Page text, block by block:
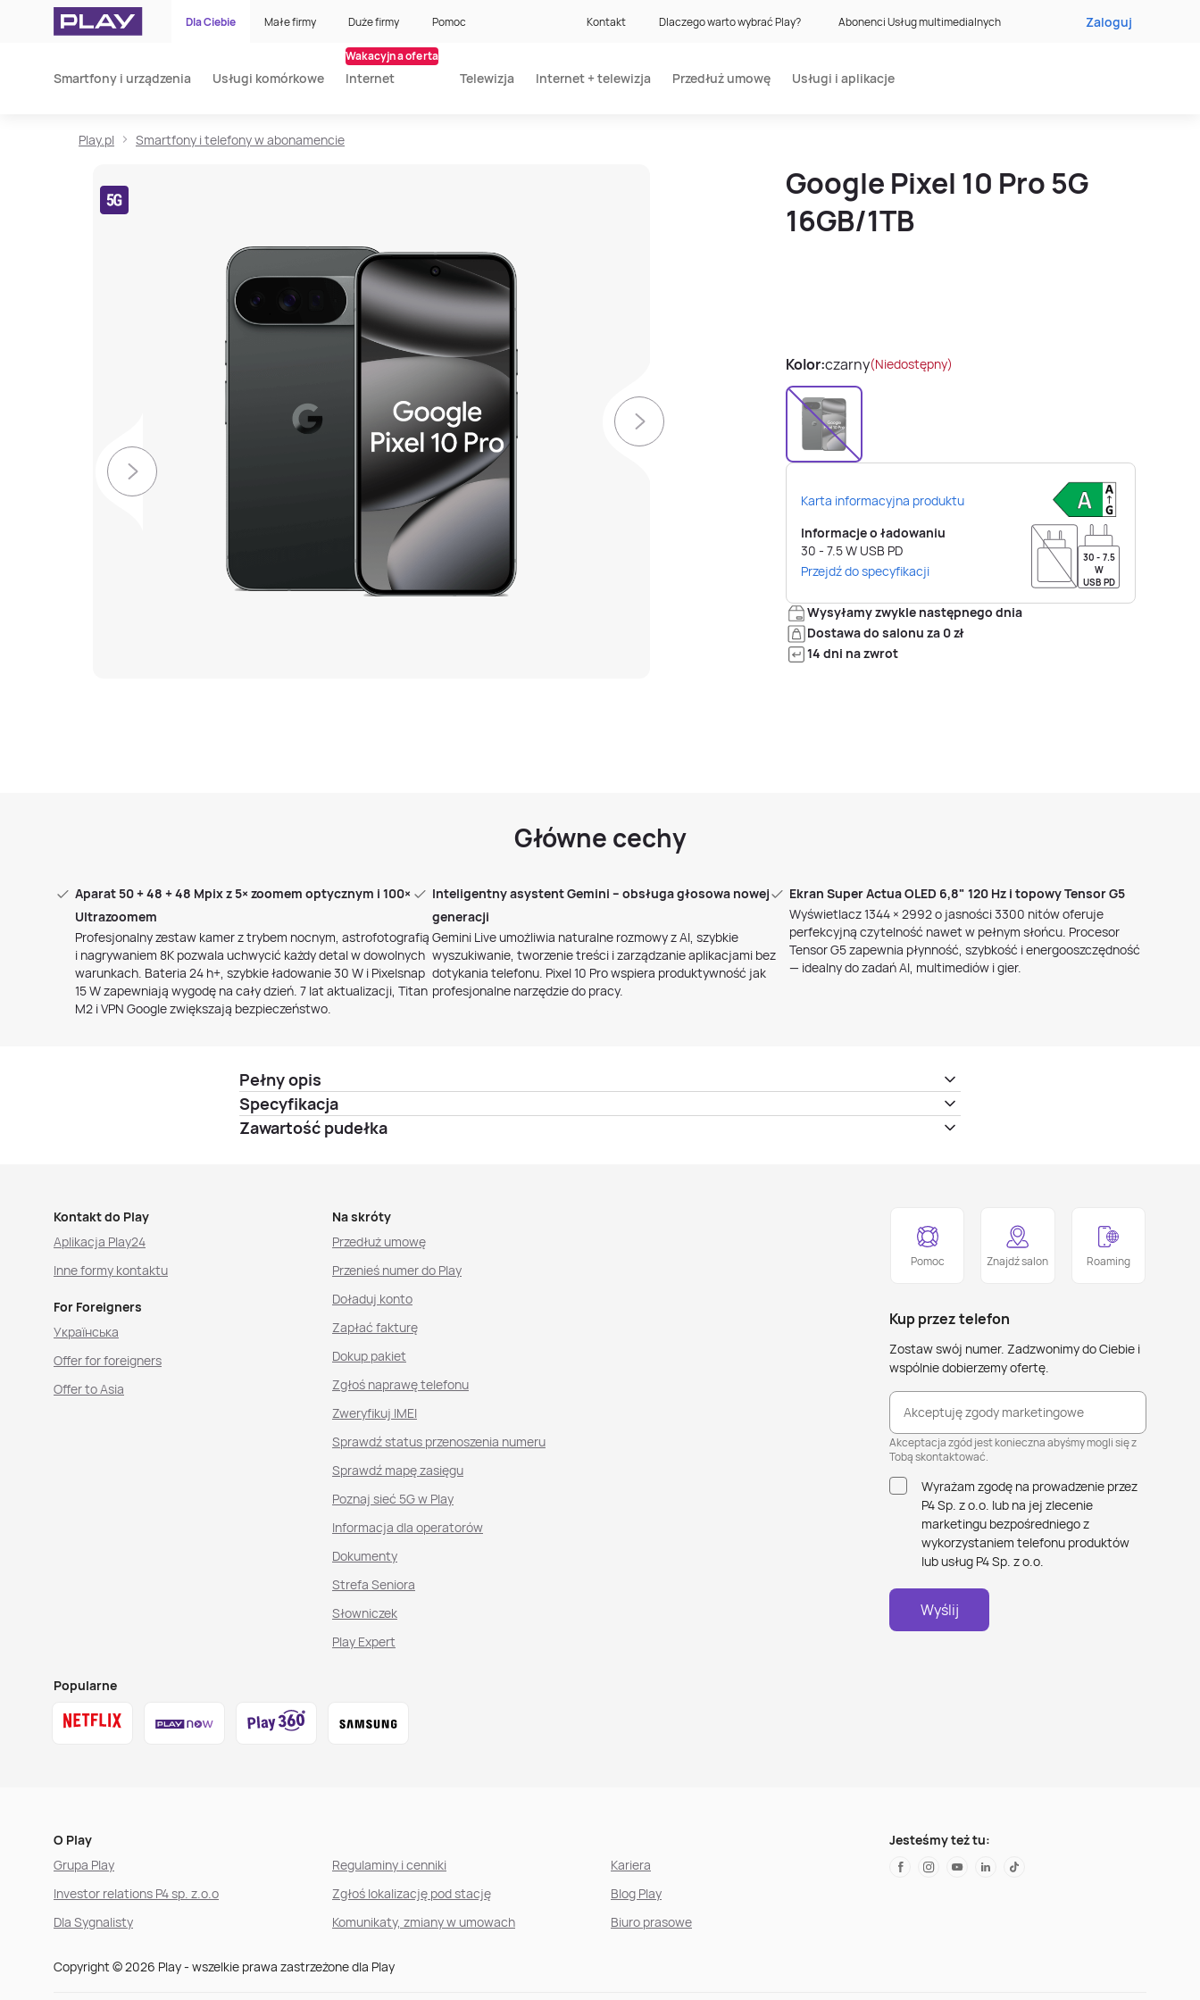
Dla Ciebie Małe firmy Duże firmy Pomoc Kontakt Dlaczego warto wybrać Play? Abonenci Usług multimedialnych Zaloguj
Smartfony i urządzenia Usługi komórkowe Internet
Wakacyjna oferta
Telewizja Internet + telewizja Przedłuż umowę Usługi i aplikacje
Play.pl Smartfony i telefony w abonamencie
Google Pixel 10 Pro 5G
16GB/1TB
Kolor:czarny(Niedostępny)
Karta informacyjna produktu
Informacje o ładowaniu
30 - 7.5W USB PD
Przejdź do specyfikacji
30 - 7.5
W
USB PD
Wysyłamy zwykle następnego dnia
Dostawa do salonu za 0 zł
14 dni na zwrot
Główne cechy
Aparat 50 + 48 + 48 Mpix z 5× zoomem optycznym i 100×
Ultrazoomem
Profesjonalny zestaw kamer z trybem nocnym, astrofotografią
i nagrywaniem 8K pozwala uchwycić każdy detal w dowolnych
warunkach. Bateria 24 h+, szybkie ładowanie 30 W i Pixelsnap
15 W zapewniają wygodę na cały dzień. 7 lat aktualizacji, Titan
M2 i VPN Google zwiększają bezpieczeństwo.
Inteligentny asystent Gemini – obsługa głosowa nowej
generacji
Gemini Live umożliwia naturalne rozmowy z AI, szybkie
wyszukiwanie, tworzenie treści i zarządzanie aplikacjami bez
dotykania telefonu. Pixel 10 Pro wspiera produktywność jak
profesjonalne narzędzie do pracy.
Ekran Super Actua OLED 6,8" 120 Hz i topowy Tensor G5
Wyświetlacz 1344 × 2992 o jasności 3300 nitów oferuje
perfekcyjną czytelność nawet w pełnym słońcu. Procesor
Tensor G5 zapewnia płynność, szybkość i energooszczędność
— idealny do zadań AI, multimediów i gier.
Pełny opis
Specyfikacja
Zawartość pudełka
Kontakt do Play
Aplikacja Play24
Inne formy kontaktu
For Foreigners
Українська
Offer for foreigners
Offer to Asia
Na skróty
Przedłuż umowę
Przenieś numer do Play
Doładuj konto
Zapłać fakturę
Dokup pakiet
Zgłoś naprawę telefonu
Zweryfikuj IMEI
Sprawdź status przenoszenia numeru
Sprawdź mapę zasięgu
Poznaj sieć 5G w Play
Informacja dla operatorów
Dokumenty
Strefa Seniora
Słowniczek
Play Expert
Popularne
Pomoc Znajdź salon Roaming
Kup przez telefon
Zostaw swój numer. Zadzwonimy do Ciebie i
wspólnie dobierzemy ofertę.
Akceptuję zgody marketingowe
Akceptacja zgód jest konieczna abyśmy mogli się z
Tobą skontaktować.
Wyrażam zgodę na prowadzenie przez
P4 Sp. z o.o. lub na jej zlecenie
marketingu bezpośredniego z
wykorzystaniem telefonu produktów
lub usług P4 Sp. z o.o.
Wyślij
O Play
Grupa Play
Investor relations P4 sp. z.o.o
Dla Sygnalisty
Regulaminy i cenniki
Zgłoś lokalizację pod stację
Komunikaty, zmiany w umowach
Kariera
Blog Play
Biuro prasowe
Jesteśmy też tu:
Copyright © 2026 Play - wszelkie prawa zastrzeżone dla Play